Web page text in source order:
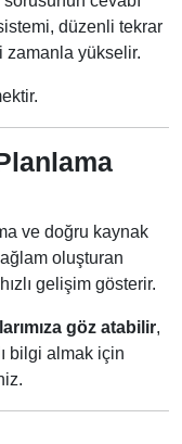
düzenli tekrar
zamanla yükselir.
ve doğru kaynak
oluşturan
gelişim gösterir.
göz atabilir,
bilgi almak için